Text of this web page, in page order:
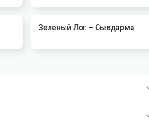
Зеленый Лог – Сывдарма